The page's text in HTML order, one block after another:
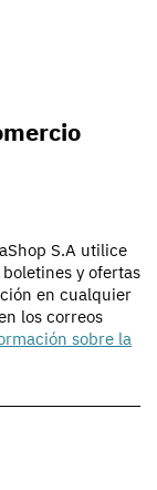
S.A utilice
y ofertas
en cualquier
los correos
sobre la